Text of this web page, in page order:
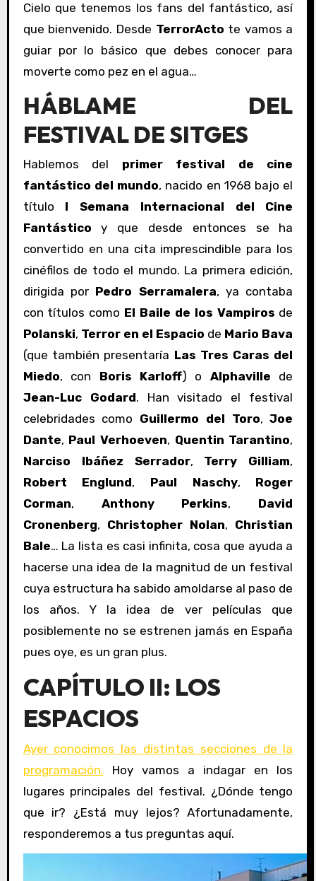
Cielo que tenemos los fans del fantástico, así
que bienvenido. Desde TerrorActo te vamos a
guiar por lo básico que debes conocer para
moverte como pez en el agua…
HÁBLAME DEL
FESTIVAL DE SITGES
Hablemos del primer festival de cine
fantástico del mundo, nacido en 1968 bajo el
título I Semana Internacional del Cine
Fantásticoy que desde entonces se ha
convertido en una cita imprescindible para los
cinéfilos de todo el mundo. La primera edición,
dirigida por Pedro Serramalera, ya contaba
con títulos como El Baile de los Vampiros de
Polanski, Terror en el Espacio de Mario Bava
(que también presentaría Las Tres Caras del
Miedo, con Boris Karloff) o Alphaville de
Jean-Luc Godard. Han visitado el festival
celebridades como Guillermo del Toro,Joe
Dante, Paul Verhoeven, Quentin Tarantino,
Narciso Ibáñez Serrador, Terry Gilliam,
Robert Englund, Paul Naschy, Roger
Corman, Anthony Perkins, David
Cronenberg, Christopher Nolan, Christian
Bale… La lista es casi infinita, cosa que ayuda a
hacerse una idea de la magnitud de un festival
cuya estructura ha sabido amoldarse al paso de
los años. Y la idea de ver películas que
posiblemente no se estrenen jamás en España
pues oye, es un gran plus.
CAPÍTULO II: LOS
ESPACIOS
Ayer conocimos las distintas secciones de la
programación. Hoy vamos a indagar en los
lugares principales del festival. ¿Dónde tengo
que ir? ¿Está muy lejos? Afortunadamente,
responderemos a tus preguntas aquí.